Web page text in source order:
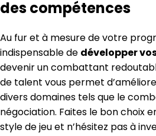
des compétences
Au fur et à mesure de votre
indispensable de développer
devenir un combattant
de talent vous permet
divers domaines tels que le
négociation. Faites le bon choix
style de jeu et n’hésitez pas à